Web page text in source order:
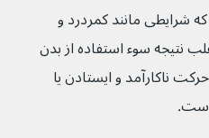
تکنیک می‌گویند که شرایطی مانند کمردرد و
نتیجه سوء استفاده از بدن
ناکارآمد و ایستادن یا
است.